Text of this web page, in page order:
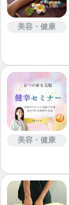
美容・健康
美容・健康